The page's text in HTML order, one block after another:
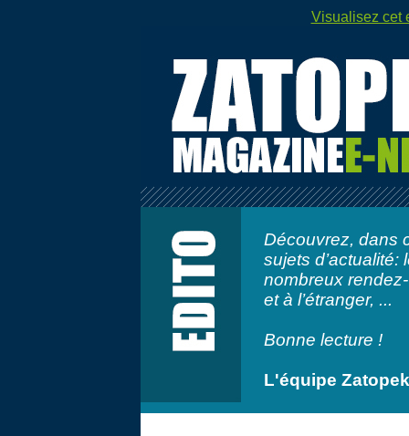
Visualisez cet
Découvrez, dans
sujets d’actualité:
nombreux
et à l’étranger, ...
Bonne lecture !
L'équipe Zatopek